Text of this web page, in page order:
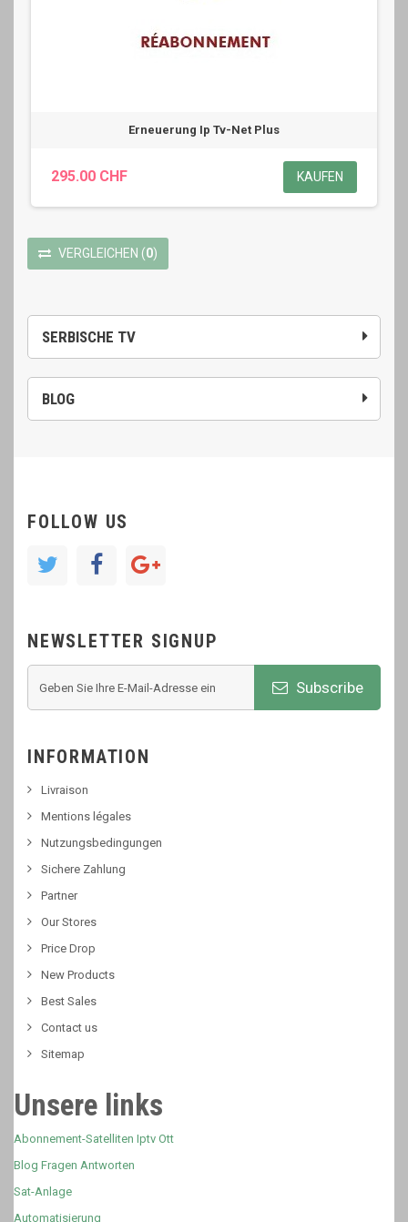
SERBISCHE TV
BLOG
Erneuerung Ip Tv-Net Plus
295.00 CHF KAUFEN
VERGLEICHEN (0)
FOLLOW US
NEWSLETTER SIGNUP
Subscribe
INFORMATION
Livraison
Mentions légales
Nutzungsbedingungen
Sichere Zahlung
Partner
Our Stores
Price Drop
New Products
Best Sales
Contact us
Sitemap
Unsere links
Abonnement-Satelliten Iptv Ott
Blog Fragen Antworten
Sat-Anlage
Automatisierung